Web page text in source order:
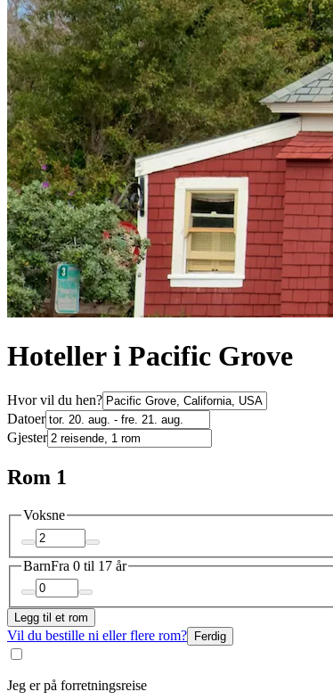
Hoteller i Pacific Grove
Hvor vil du hen?
Datoer
Gjester
Rom 1
Voksne
BarnFra 0 til 17 år
Legg til et rom
Vil du bestille ni eller flere rom? Ferdig
Jeg er på forretningsreise